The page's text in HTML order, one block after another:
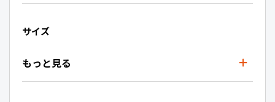
サイズ
もっと見る